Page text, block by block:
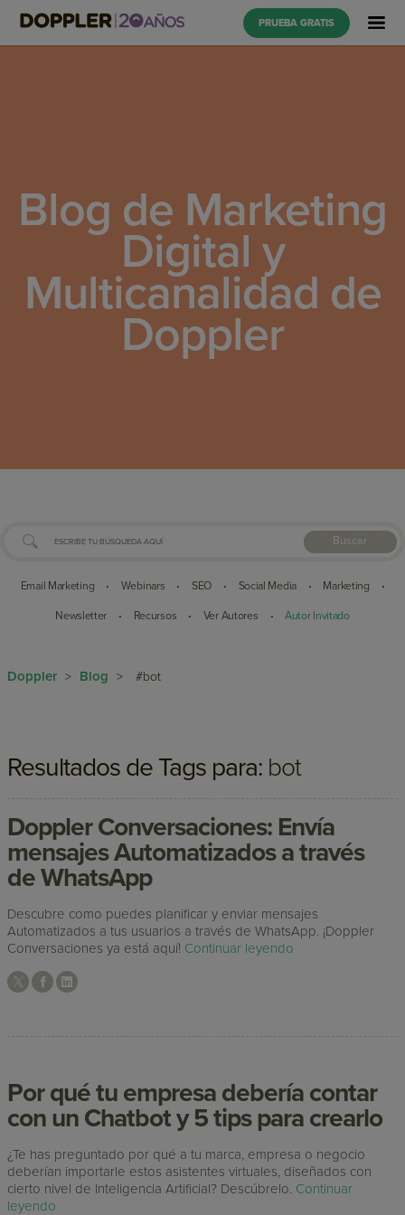
PRUEBA GRATIS
Blog de Marketing
Digital y
Multicanalidad de
Doppler
Buscar
Email Marketing • Webinars • SEO • Social Media • Marketing •
Newsletter • Recursos • Ver Autores • Autor Invitado
Doppler > Blog > #bot
Resultados de Tags para: bot
Doppler Conversaciones: Envía
mensajes Automatizados a través
de WhatsApp
Descubre como puedes planificar y enviar mensajes
Automatizados a tus usuarios a través de WhatsApp. ¡Doppler
Conversaciones ya está aquí! Continuar leyendo
Por qué tu empresa debería contar
con un Chatbot y 5 tips para crearlo
¿Te has preguntado por qué a tu marca, empresa o negocio
deberían importarle estos asistentes virtuales, diseñados con
cierto nivel de Inteligencia Artificial? Descúbrelo. Continuar
leyendo